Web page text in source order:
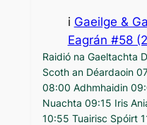
i Gaeilge &
Eagrán #58
Raidió na Gaeltachta
Scoth an Déardaoin
08:00 Adhmhaidin
Nuachta 09:15 Iris
10:55 Tuairisc Spóirt